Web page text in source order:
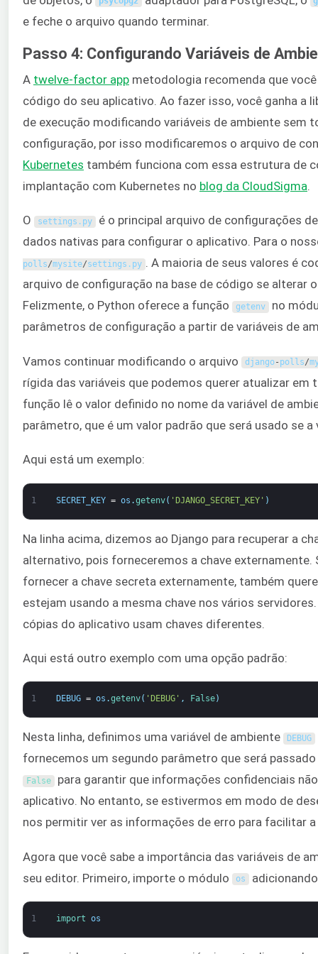
e feche o arquivo quando terminar.
Passo 4: Configurando Variáveis de
A twelve-factor app metodologia recomenda que
código do seu aplicativo. Ao fazer isso, você ganha
de execução modificando variáveis de ambiente sem
configuração, por isso modificaremos o arquivo de
Kubernetes também funciona com essa estrutura de
implantação com Kubernetes no blog da CloudSigma.
O settings . py é o principal arquivo de configurações
dados nativas para configurar o aplicativo. Para o
polls/mysite/settings . py . A maioria de seus valores é
arquivo de configuração na base de código se
Felizmente, o Python oferece a função
getenv no
parâmetros de configuração a partir de variáveis de
Vamos continuar modificando o arquivo django- polls/
rígida das variáveis que podemos querer atualizar
função lê o valor definido no nome da variável de
parâmetro, que é um valor padrão que será usado se
Aqui está um exemplo:
1 SECRET_KEY = os .getenv( 'DJANGO_SECRET_KEY' )
Na linha acima, dizemos ao Django para recuperar a
alternativo, pois forneceremos a chave
fornecer a chave secreta externamente, também
estejam usando a mesma chave nos vários
cópias do aplicativo usam chaves diferentes.
Aqui está outro exemplo com uma opção padrão:
1 DEBUG = os .getenv( 'DEBUG' , False)
Nesta linha, definimos uma variável de ambiente DEBUG
fornecemos um segundo parâmetro que será
False para garantir que informações confidenciais
aplicativo. No entanto, se estivermos em modo de
nos permitir ver as informações de erro para facilitar
Agora que você sabe a importância das variáveis de
seu editor. Primeiro, importe o módulo
os
1 import os